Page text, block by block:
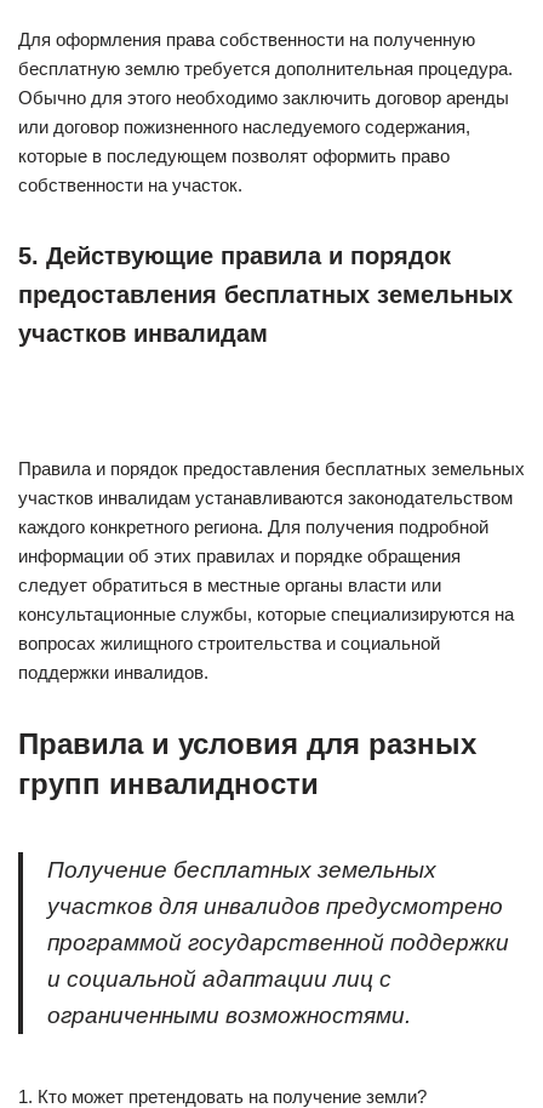
Для оформления права собственности на полученную
бесплатную землю требуется дополнительная процедура.
Обычно для этого необходимо заключить договор аренды
или договор пожизненного наследуемого содержания,
которые в последующем позволят оформить право
собственности на участок.
5. Действующие правила и порядок
предоставления бесплатных земельных
участков инвалидам
Правила и порядок предоставления бесплатных земельных
участков инвалидам устанавливаются законодательством
каждого конкретного региона. Для получения подробной
информации об этих правилах и порядке обращения
следует обратиться в местные органы власти или
консультационные службы, которые специализируются на
вопросах жилищного строительства и социальной
поддержки инвалидов.
Правила и условия для разных
групп инвалидности
Получение бесплатных земельных
участков для инвалидов предусмотрено
программой государственной поддержки
и социальной адаптации лиц с
ограниченными возможностями.
1. Кто может претендовать на получение земли?